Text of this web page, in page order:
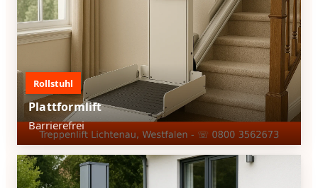
Rollstuhl
Plattformlift
Barrierefrei